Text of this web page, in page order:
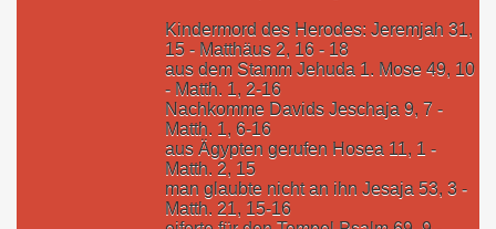
Kindermord des Herodes: Jeremjah 31,
15 - Matthäus 2, 16 - 18
aus dem Stamm Jehuda 1. Mose 49, 10
- Matth. 1, 2-16
Nachkomme Davids Jeschaja 9, 7 -
Matth. 1, 6-16
aus Ägypten gerufen Hosea 11, 1 -
Matth. 2, 15
man glaubte nicht an ihn Jesaja 53, 3 -
Matth. 21, 15-16